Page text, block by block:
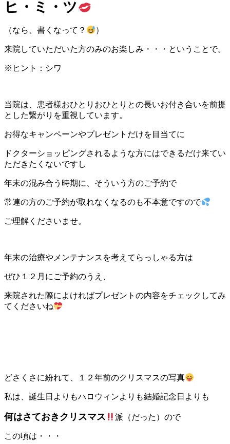
ヒ・ミ・ツ
（なら、書くなって？ ）
来院していただいた方のみのお楽しみ・・・ということで。
※ヒント：シワ
当院は、患者様おひとりおひとりとの長いお付き合いを前提
とした繋がりを重視しています。
お得なキャンペーンやプレゼントだけを目当てに
ドクターショッピングされるような方にはできるだけ来てい
ただきたくないですし
年末の混み合う時期に、そういう方のご予約で
常連の方のご予約が取れなくなるのも不本意ですので
ご理解くださいませ。
年末の治療やメンテナンスを考えてらっしゃる方は
ぜひ１２月にご予約のうえ、
来院された際によければプレゼントの内容をチェックしてみ
てくださいね
どさくさに紛れて、１２年前のクリスマスの写真
私は、誕生日よりもハロウィンよりも結婚記念日よりも
何はさておきクリスマス 派（だった）ので
この頃は・・・